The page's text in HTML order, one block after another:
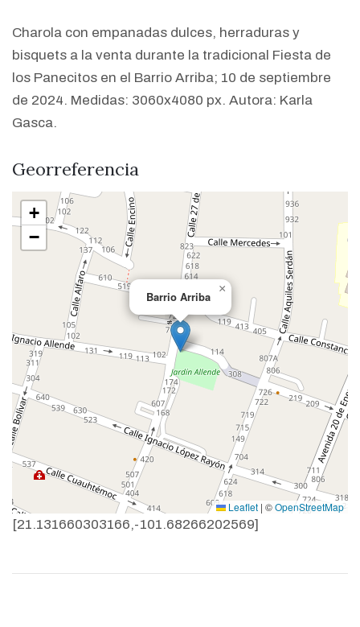
Charola con empanadas dulces, herraduras y
bisquets a la venta durante la tradicional Fiesta de
los Panecitos en el Barrio Arriba; 10 de septiembre
de 2024. Medidas: 3060x4080 px. Autora: Karla
Gasca.
Georreferencia
Barrio Arriba
×
+
−
Leaflet | ©OpenStreetMap
[21.131660303166,-101.68266202569]